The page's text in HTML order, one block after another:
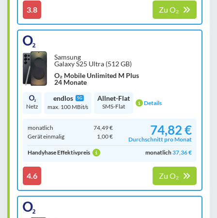
3.8 Zu O₂
Samsung
Galaxy S25 Ultra (512 GB)
O₂ Mobile Unlimited M Plus
24 Monate
Netz
endlos 5G
max. 100 MBit/s
Allnet-Flat
SMS-Flat Details
monatlich
74,49 €
Gerät einmalig
1,00 € 74,82 €
Durchschnitt pro Monat
Handyhase Effektivpreis
monatlich37,36 €
4.6 Zu O₂